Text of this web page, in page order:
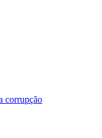
corrupção